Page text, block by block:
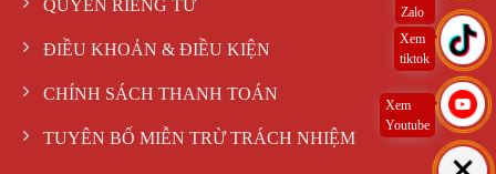
QUYỀN RIÊNG TƯ
ĐIỀU KHOẢN & ĐIỀU KIỆN
CHÍNH SÁCH THANH TOÁN
TUYÊN BỐ MIỄN TRỪ TRÁCH NHIỆM
Zalo
Xem
tiktok
Xem
Youtube